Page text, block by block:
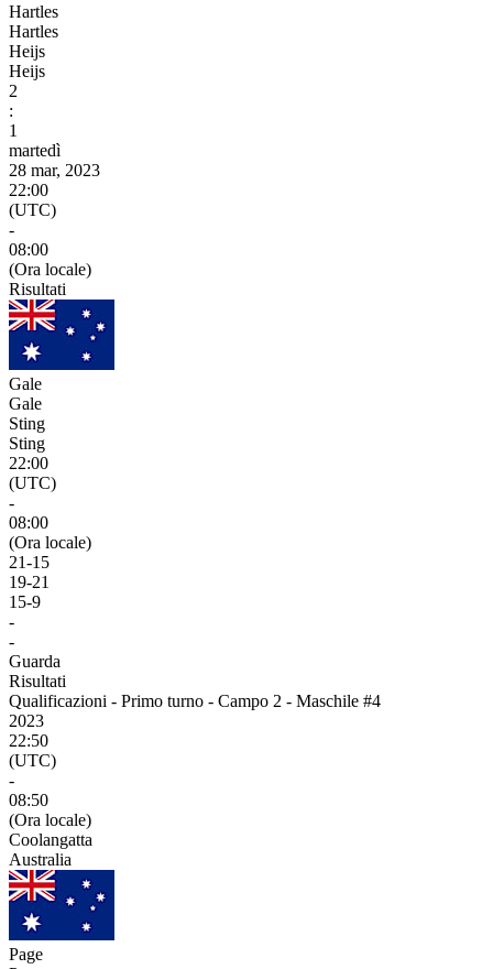
Hartles
Hartles
Heijs
Heijs
2
:
1
martedì
28 mar, 2023
22:00
(UTC)
-
08:00
(Ora locale)
Risultati
Gale
Gale
Sting
Sting
22:00
(UTC)
-
08:00
(Ora locale)
21-15
19-21
15-9
-
-
Guarda
Risultati
Qualificazioni - Primo turno - Campo 2 - Maschile #4
2023
22:50
(UTC)
-
08:50
(Ora locale)
Coolangatta
Australia
Page